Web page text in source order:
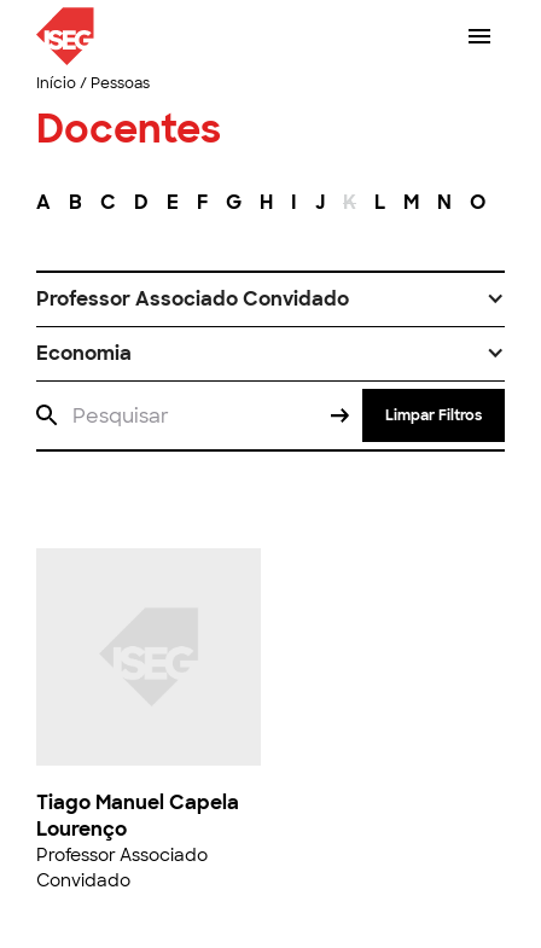
Início/ Pessoas
Docentes
A B C D E F G H I J K L M N O
Professor Associado Convidado
Economia
Limpar Filtros
Tiago Manuel Capela
Lourenço
Professor Associado
Convidado